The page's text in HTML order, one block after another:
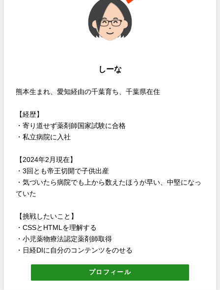
しーな
熊本生まれ、愛知経由の千葉育ち、千葉県在住
【経歴】
・寄り道せず薬剤師国家試験に合格
・私立病院に入社
【2024年2月現在】
・3回とも帝王切開で子供出産
・気づいたら病院でも上から数えたほうが早い、中堅になっ
ていた
【挑戦したいこと】
・CSSとHTMLを理解する
・小児薬物療法認定薬剤師取得
・日経DIに自分のコンテンツをのせる
プロフィール